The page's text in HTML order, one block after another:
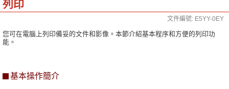
列印
文件編號: E5YY-0EY
您可在電腦上列印備妥的文件和影像。本節介紹基本程序和方便的列印功
能。
基本操作簡介